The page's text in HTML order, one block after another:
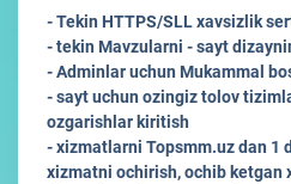
- Tekin HTTPS/SLL xavsizlik
- tekin Mavzularni - sayt
- Adminlar uchun Mukammal
- sayt uchun ozingiz tolov
ozgarishlar kiritish
- xizmatlarni Topsmm.uz dan 1
xizmatni ochirish, ochib